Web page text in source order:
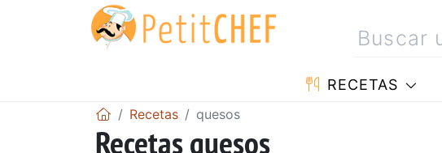
RECETAS
Recetas quesos
Recetas quesos